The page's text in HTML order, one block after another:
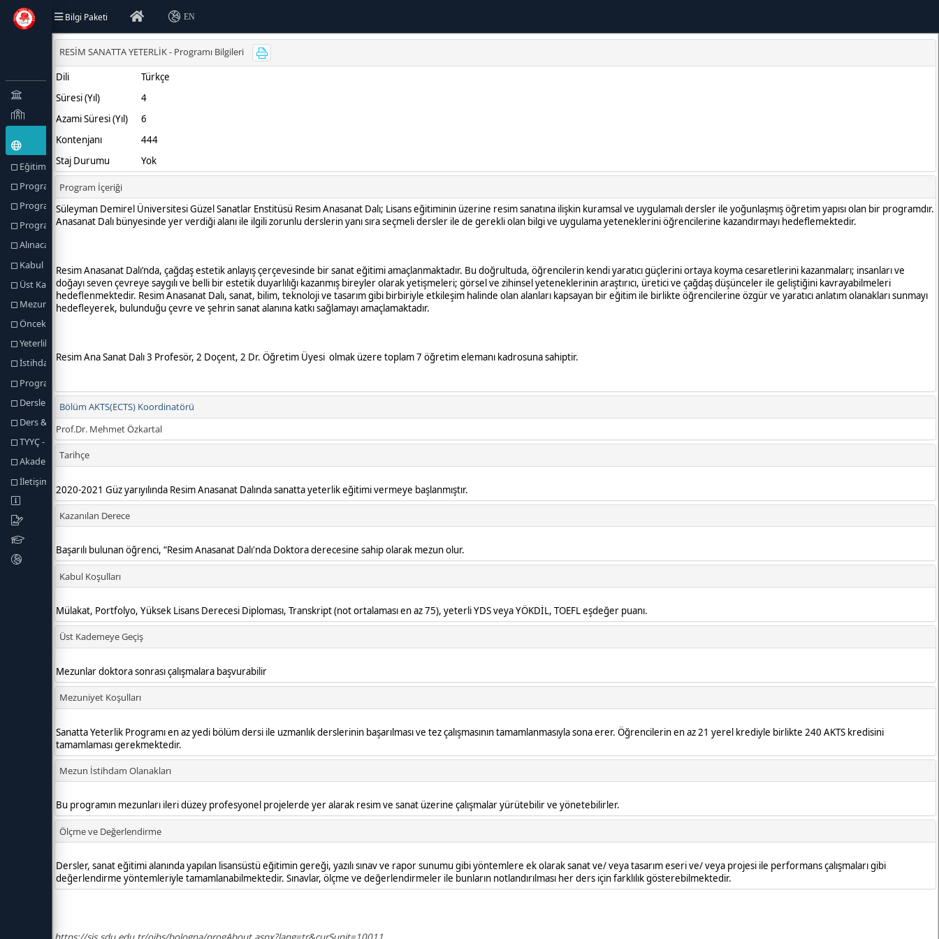
Bilgi Paketi EN
Eğitim Türü (Amaçlar) ve Hedefler
Program Hakkında
Program Profili
Program Yetkilileri
Alınacak Derece
Kabul Koşulları
Üst Kademeye Geçiş
Mezuniyet Koşulları
Önceki Öğrenmenin Tanınması
Yeterlilik Koşulları ve Kuralları
İstihdam Olanakları
Program Yeterlikleri
Dersler
Ders & Program Yeterlilikleri
TYYÇ - Program Yeterlilikleri
Akademik Personel
İletişim